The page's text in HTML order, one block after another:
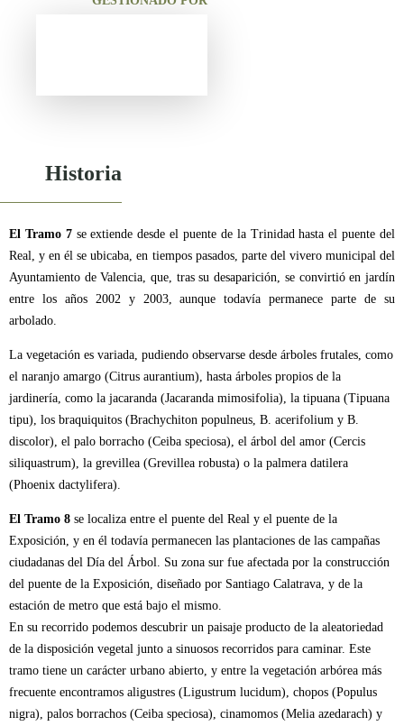
Historia
El Tramo 7 se extiende desde el puente de la Trinidad hasta el puente del
Real, y en él se ubicaba, en tiempos pasados, parte del vivero municipal del
Ayuntamiento de Valencia, que, tras su desaparición, se convirtió en jardín
entre los años 2002 y 2003, aunque todavía permanece parte de su
arbolado.
La vegetación es variada, pudiendo observarse desde árboles frutales, como
el naranjo amargo (Citrus aurantium), hasta árboles propios de la
jardinería, como la jacaranda (Jacaranda mimosifolia), la tipuana (Tipuana
tipu), los braquiquitos (Brachychiton populneus, B. acerifolium y B.
discolor), el palo borracho (Ceiba speciosa), el árbol del amor (Cercis
siliquastrum), la grevillea (Grevillea robusta) o la palmera datilera
(Phoenix dactylifera).
El Tramo 8 se localiza entre el puente del Real y el puente de la
Exposición, y en él todavía permanecen las plantaciones de las campañas
ciudadanas del Día del Árbol. Su zona sur fue afectada por la construcción
del puente de la Exposición, diseñado por Santiago Calatrava, y de la
estación de metro que está bajo el mismo.
En su recorrido podemos descubrir un paisaje producto de la aleatoriedad
de la disposición vegetal junto a sinuosos recorridos para caminar. Este
tramo tiene un carácter urbano abierto, y entre la vegetación arbórea más
frecuente encontramos aligustres (Ligustrum lucidum), chopos (Populus
nigra), palos borrachos (Ceiba speciosa), cinamomos (Melia azedarach) y